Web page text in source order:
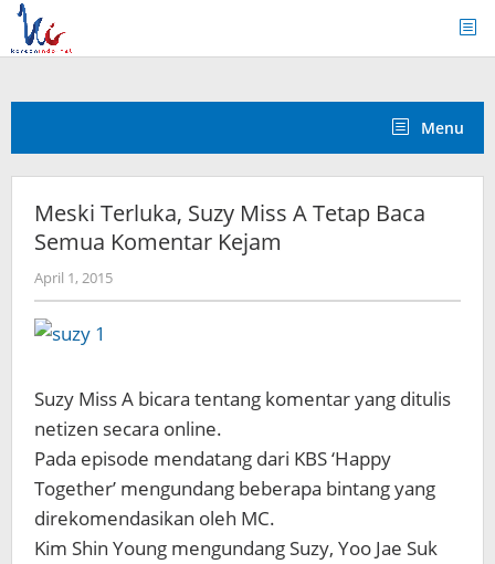
Skip
content
Menu
Meski Terluka, Suzy Miss A Tetap Baca
Semua Komentar Kejam
April 1, 2015by
Koreanindo
Suzy Miss A bicara tentang komentar yang ditulis
netizen secara online.
Pada episode mendatang dari KBS ‘Happy
Together’ mengundang beberapa bintang yang
direkomendasikan oleh MC.
Kim Shin Young mengundang Suzy, Yoo Jae Suk